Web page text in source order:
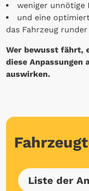
weniger unnötige
und eine
das Fahrzeug
Wer bewusst fährt,
diese Anpassungen
auswirken.
Liste der